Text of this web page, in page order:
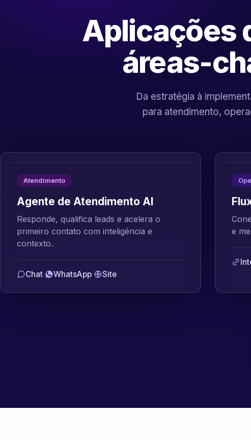
Aplicações
áreas-
Da estratégia à
para atendimento,
Atendimento
Agente de Atendimento AI
Responde, qualifica leads e acelera o
primeiro contato com inteligência e
contexto.
Chat· WhatsApp· Site
e